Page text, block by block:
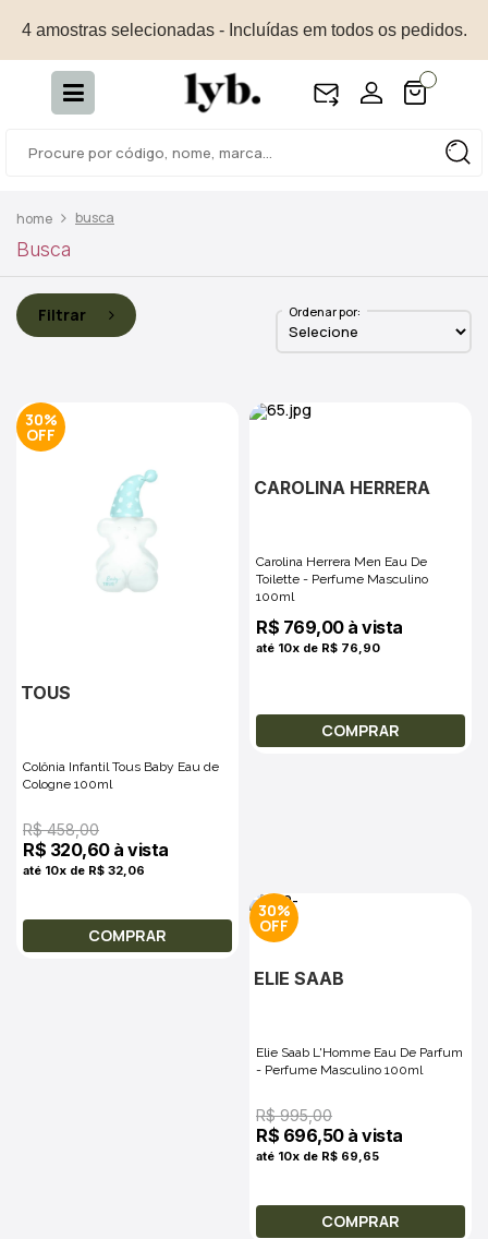
4 amostras selecionadas - Incluídas em todos os pedidos.
busca
Busca
Filtrar Ordenar por:
30%
TOUS
Colônia Infantil Tous Baby Eau de
Cologne 100ml
R$ 458,00
R$ 320,60 à vista
até 10x de R$ 32,06
COMPRAR
CAROLINA HERRERA
Carolina Herrera Men Eau De
Toilette - Perfume Masculino
100ml
R$ 769,00 à vista
até 10x de R$ 76,90
COMPRAR
30%
ELIE SAAB
Elie Saab L'Homme Eau De Parfum
- Perfume Masculino 100ml
R$ 995,00
R$ 696,50 à vista
até 10x de R$ 69,65
COMPRAR